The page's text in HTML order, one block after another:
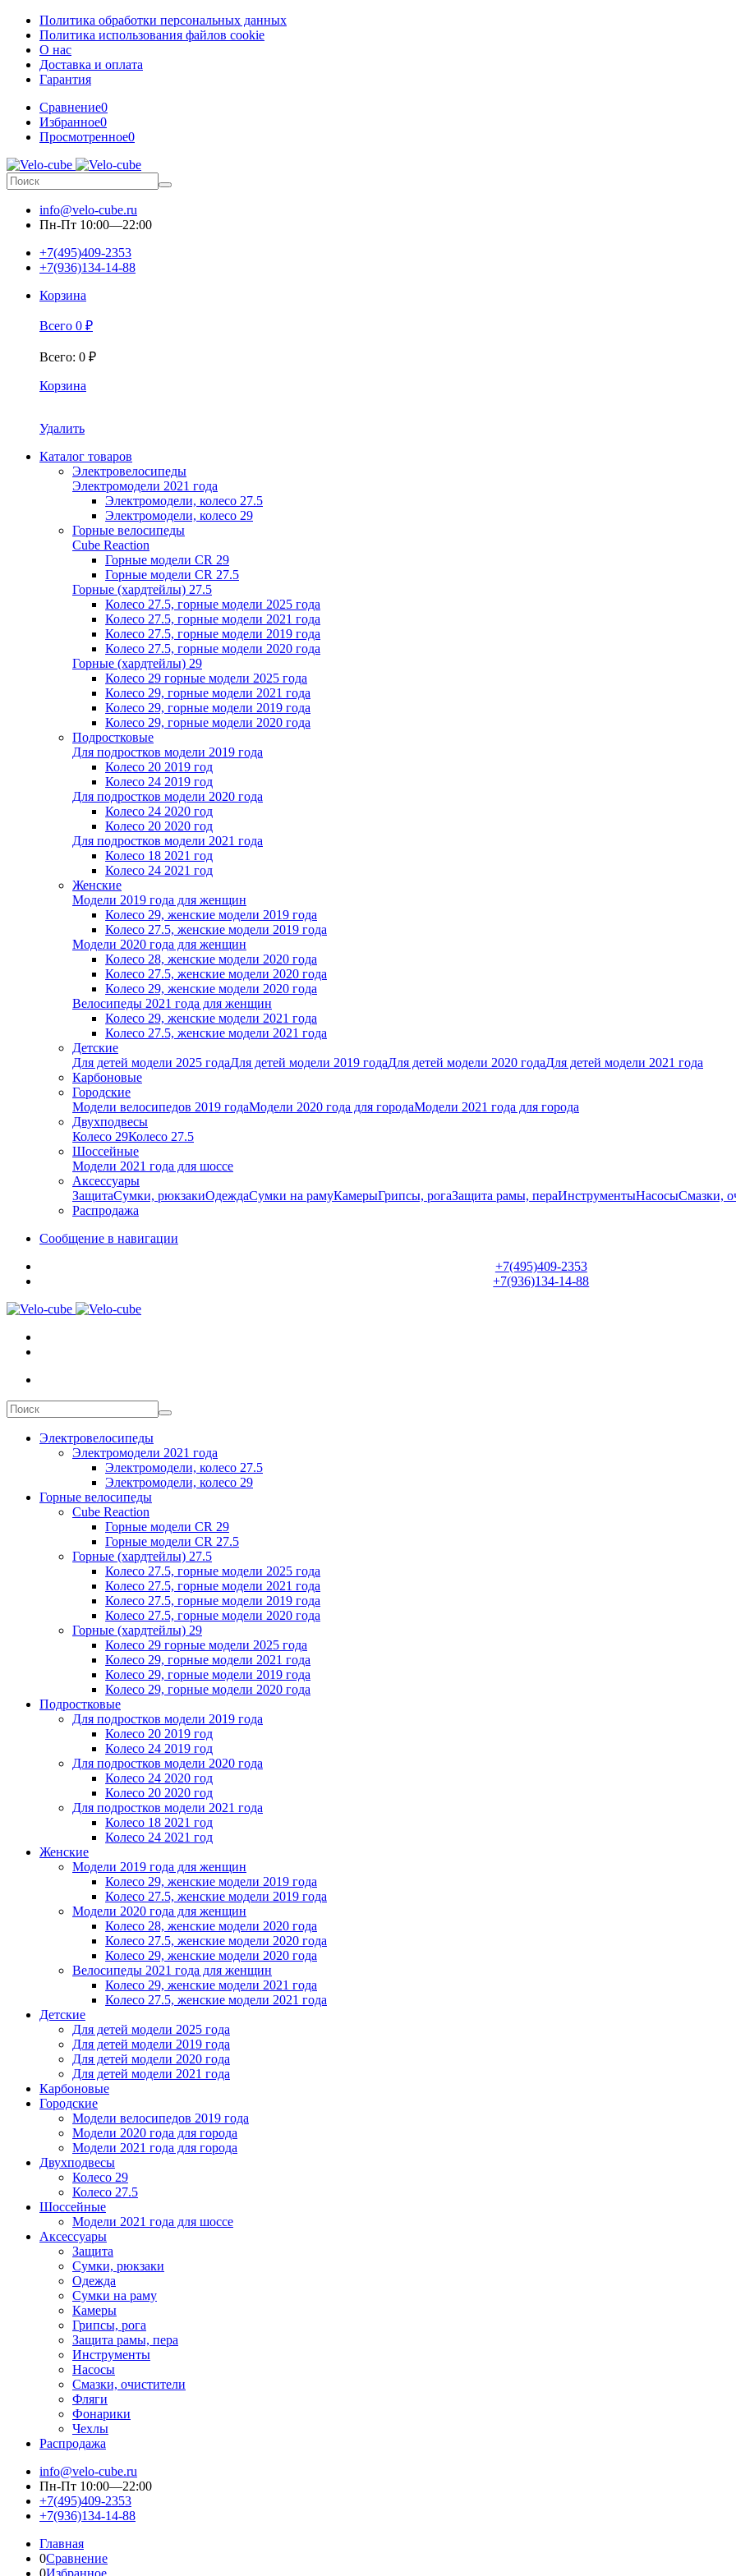
Политика обработки персональных данных
Политика использования файлов cookie
О нас
Доставка и оплата
Гарантия
Сравнение0
Избранное0
Просмотренное0
info@velo-cube.ru
Пн-Пт 10:00—22:00
+7(495)409-2353
+7(936)134-14-88
Корзина
Всего 0 ₽
Всего: 0 ₽
Корзина
Удалить
Каталог товаров
Электровелосипеды
Электромодели 2021 года
Электромодели, колесо 27.5
Электромодели, колесо 29
Горные велосипеды
Cube Reaction
Горные модели CR 29
Горные модели CR 27.5
Горные (хардтейлы) 27.5
Колесо 27.5, горные модели 2025 года
Колесо 27.5, горные модели 2021 года
Колесо 27.5, горные модели 2019 года
Колесо 27.5, горные модели 2020 года
Горные (хардтейлы) 29
Колесо 29 горные модели 2025 года
Колесо 29, горные модели 2021 года
Колесо 29, горные модели 2019 года
Колесо 29, горные модели 2020 года
Подростковые
Для подростков модели 2019 года
Колесо 20 2019 год
Колесо 24 2019 год
Для подростков модели 2020 года
Колесо 24 2020 год
Колесо 20 2020 год
Для подростков модели 2021 года
Колесо 18 2021 год
Колесо 24 2021 год
Женскиe
Модели 2019 года для женщин
Колесо 29, женские модели 2019 года
Колесо 27.5, женские модели 2019 года
Модели 2020 года для женщин
Колесо 28, женские модели 2020 года
Колесо 27.5, женские модели 2020 года
Колесо 29, женские модели 2020 года
Велосипеды 2021 года для женщин
Колесо 29, женские модели 2021 года
Колесо 27.5, женские модели 2021 года
Детские
Для детей модели 2025 годаДля детей модели 2019 годаДля детей модели 2020 годаДля детей модели 2021 года
Карбоновые
Городские
Модели велосипедов 2019 годаМодели 2020 года для городаМодели 2021 года для города
Двухподвесы
Колесо 29Колесо 27.5
Шоссейные
Модели 2021 года для шоссе
Аксессуары
ЗащитаСумки, рюкзакиОдеждаСумки на рамуКамерыГрипсы, рогаЗащита рамы, пераИнструментыНасосыСмазки,
Распродажа
Сообщение в навигации
+7(495)409-2353
+7(936)134-14-88
Электровелосипеды
Электромодели 2021 года
Электромодели, колесо 27.5
Электромодели, колесо 29
Горные велосипеды
Cube Reaction
Горные модели CR 29
Горные модели CR 27.5
Горные (хардтейлы) 27.5
Колесо 27.5, горные модели 2025 года
Колесо 27.5, горные модели 2021 года
Колесо 27.5, горные модели 2019 года
Колесо 27.5, горные модели 2020 года
Горные (хардтейлы) 29
Колесо 29 горные модели 2025 года
Колесо 29, горные модели 2021 года
Колесо 29, горные модели 2019 года
Колесо 29, горные модели 2020 года
Подростковые
Для подростков модели 2019 года
Колесо 20 2019 год
Колесо 24 2019 год
Для подростков модели 2020 года
Колесо 24 2020 год
Колесо 20 2020 год
Для подростков модели 2021 года
Колесо 18 2021 год
Колесо 24 2021 год
Женскиe
Модели 2019 года для женщин
Колесо 29, женские модели 2019 года
Колесо 27.5, женские модели 2019 года
Модели 2020 года для женщин
Колесо 28, женские модели 2020 года
Колесо 27.5, женские модели 2020 года
Колесо 29, женские модели 2020 года
Велосипеды 2021 года для женщин
Колесо 29, женские модели 2021 года
Колесо 27.5, женские модели 2021 года
Детские
Для детей модели 2025 года
Для детей модели 2019 года
Для детей модели 2020 года
Для детей модели 2021 года
Карбоновые
Городские
Модели велосипедов 2019 года
Модели 2020 года для города
Модели 2021 года для города
Двухподвесы
Колесо 29
Колесо 27.5
Шоссейные
Модели 2021 года для шоссе
Аксессуары
Защита
Сумки, рюкзаки
Одежда
Сумки на раму
Камеры
Грипсы, рога
Защита рамы, пера
Инструменты
Насосы
Смазки, очистители
Фляги
Фонарики
Чехлы
Распродажа
info@velo-cube.ru
Пн-Пт 10:00—22:00
+7(495)409-2353
+7(936)134-14-88
Главная
0Сравнение
0Избранное